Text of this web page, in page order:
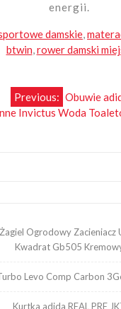
energii.
damskie
btwin rower damski
Previous: Obuwie
Invictus Woda
Ogrodowy Zacieniacz
Kwadrat Gb505
Levo Comp Carbon
Kurtka adida REAL PRE